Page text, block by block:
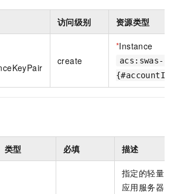
访问级别 资源类型
create
*Instance
acs:swas-
类型 必填 描述
指定的轻量
应用服务器